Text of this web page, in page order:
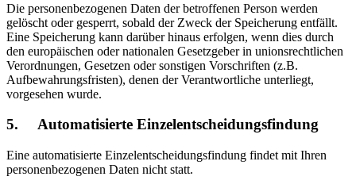
Die personenbezogenen Daten der betroffenen Person werden
gelöscht oder gesperrt, sobald der Zweck der Speicherung entfällt.
Eine Speicherung kann darüber hinaus erfolgen, wenn dies durch
den europäischen oder nationalen Gesetzgeber in unionsrechtlichen
Verordnungen, Gesetzen oder sonstigen Vorschriften (z.B.
Aufbewahrungsfristen), denen der Verantwortliche unterliegt,
vorgesehen wurde.
5. Automatisierte Einzelentscheidungsfindung
Eine automatisierte Einzelentscheidungsfindung findet mit Ihren
personenbezogenen Daten nicht statt.